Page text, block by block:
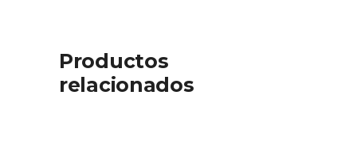
Productos
relacionados